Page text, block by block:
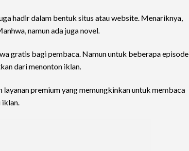
hadir dalam bentuk situs atau website. Menariknya,
namun ada juga novel.
gratis bagi pembaca. Namun untuk beberapa episode
dari menonton iklan.
layanan premium yang memungkinkan untuk membaca
iklan.